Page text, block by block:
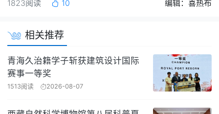
1823阅读 10 编辑：喜热布
相关推荐
青海久治籍学子斩获建筑设计国际
赛事一等奖
1513阅读 2026-08-07